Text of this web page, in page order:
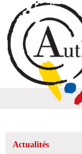
Actualités